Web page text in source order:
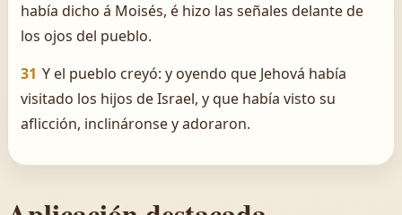
había dicho á Moisés, é hizo las señales delante de
los ojos del pueblo.
31 Y el pueblo creyó: y oyendo que Jehová había
visitado los hijos de Israel, y que había visto su
aflicción, inclináronse y adoraron.